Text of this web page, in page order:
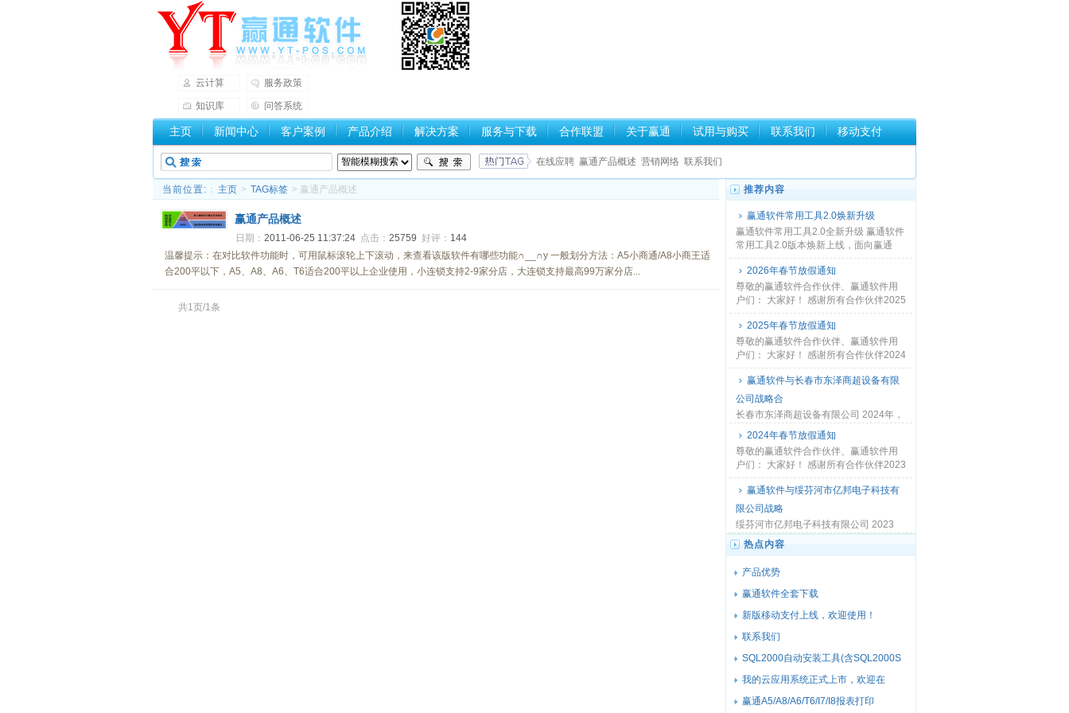
云计算 服务政策
知识库 问答系统
主页 新闻中心 客户案例 产品介绍 解决方案 服务与下载 合作联盟 关于赢通 试用与购买 联系我们 移动支付
在线应聘 赢通产品概述 营销网络 联系我们
当前位置: ： 主页 > TAG标签 > 赢通产品概述
赢通产品概述
日期： 2011-06-25 11:37:24 点击： 25759 好评： 144
温馨提示：在对比软件功能时，可用鼠标滚轮上下滚动，来查看该版软件有哪些功能∩__∩y 一般划分方法：A5小商通/A8小商王适
合200平以下，A5、A8、A6、T6适合200平以上企业使用，小连锁支持2-9家分店，大连锁支持最高99万家分店...
共1页/1条
推荐内容
赢通软件常用工具2.0焕新升级
赢通软件常用工具2.0全新升级 赢通软件
常用工具2.0版本焕新上线，面向赢通
A5/A8/A6/T...
2026年春节放假通知
尊敬的赢通软件合作伙伴、赢通软件用
户们： 大家好！ 感谢所有合作伙伴2025
年的努力和...
2025年春节放假通知
尊敬的赢通软件合作伙伴、赢通软件用
户们： 大家好！ 感谢所有合作伙伴2024
年的努力和...
赢通软件与长春市东泽商超设备有限
公司战略合
长春市东泽商超设备有限公司 2024年，
赢通软件为了更好的了解长春市东泽商
超设备有限...
2024年春节放假通知
尊敬的赢通软件合作伙伴、赢通软件用
户们： 大家好！ 感谢所有合作伙伴2023
年的努力和...
赢通软件与绥芬河市亿邦电子科技有
限公司战略
绥芬河市亿邦电子科技有限公司 2023
年，赢通软件为了更好的了解绥芬河市
亿邦电子科技...
热点内容
产品优势
赢通软件全套下载
新版移动支付上线，欢迎使用！
联系我们
SQL2000自动安装工具(含SQL2000S
我的云应用系统正式上市，欢迎在
赢通A5/A8/A6/T6/I7/I8报表打印